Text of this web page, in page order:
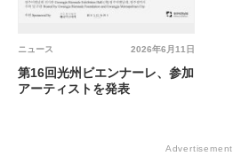
2026年6月11日
ニュース
第16回光州ビエンナーレ、参加
アーティストを発表
Advertisement